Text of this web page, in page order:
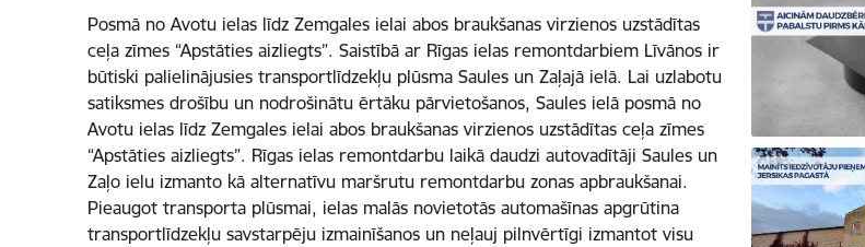
Posmā no Avotu ielas līdz Zemgales ielai abos braukšanas virzienos uzstādītas
ceļa zīmes “Apstāties aizliegts”. Saistībā ar Rīgas ielas remontdarbiem Līvānos ir
būtiski palielinājusies transportlīdzekļu plūsma Saules un Zaļajā ielā. Lai uzlabotu
satiksmes drošību un nodrošinātu ērtāku pārvietošanos, Saules ielā posmā no
Avotu ielas līdz Zemgales ielai abos braukšanas virzienos uzstādītas ceļa zīmes
“Apstāties aizliegts”. Rīgas ielas remontdarbu laikā daudzi autovadītāji Saules un
Zaļo ielu izmanto kā alternatīvu maršrutu remontdarbu zonas apbraukšanai.
Pieaugot transporta plūsmai, ielas malās novietotās automašīnas apgrūtina
transportlīdzekļu savstarpēju izmainīšanos un neļauj pilnvērtīgi izmantot visu